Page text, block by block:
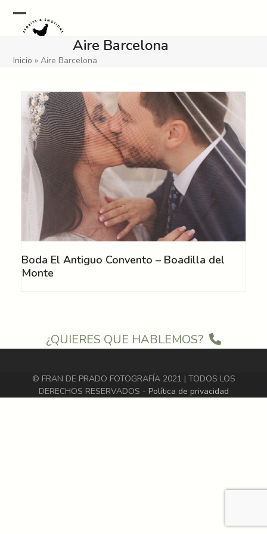
contentOpen
menu
Close
menu
Aire Barcelona
Inicio »Aire Barcelona
Boda El Antiguo Convento – Boadilla del
Monte
¿QUIERES QUE HABLEMOS?
© FRAN DE PRADO FOTOGRAFÍA 2021 | TODOS LOS
DERECHOS RESERVADOS - Política de privacidad